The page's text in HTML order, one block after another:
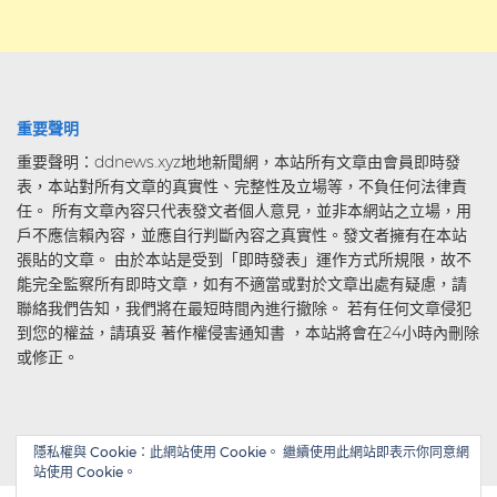
重要聲明
重要聲明：ddnews.xyz地地新聞網，本站所有文章由會員即時發
表，本站對所有文章的真實性、完整性及立場等，不負任何法律責
任。 所有文章內容只代表發文者個人意見，並非本網站之立場，用
戶不應信賴內容，並應自行判斷內容之真實性。發文者擁有在本站
張貼的文章。 由於本站是受到「即時發表」運作方式所規限，故不
能完全監察所有即時文章，如有不適當或對於文章出處有疑慮，請
聯絡我們告知，我們將在最短時間內進行撤除。 若有任何文章侵犯
到您的權益，請瑱妥 著作權侵害通知書 ，本站將會在24小時內刪除
或修正。
隱私權與 Cookie：此網站使用 Cookie。 繼續使用此網站即表示你同意網
站使用 Cookie。